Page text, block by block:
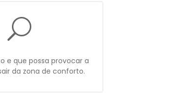
U
e que possa provocar a
da zona de conforto.